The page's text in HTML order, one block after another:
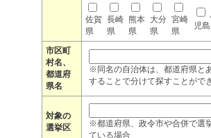
佐賀
県
長崎
県
熊本
県
大分
県
宮崎
県
児
市区町
村名、
都道府
県名
※同名の自治体は、都道府県と
することで分けて探すことがで
対象の
選挙区
※都道府県、政令市や合併で選
ている場合